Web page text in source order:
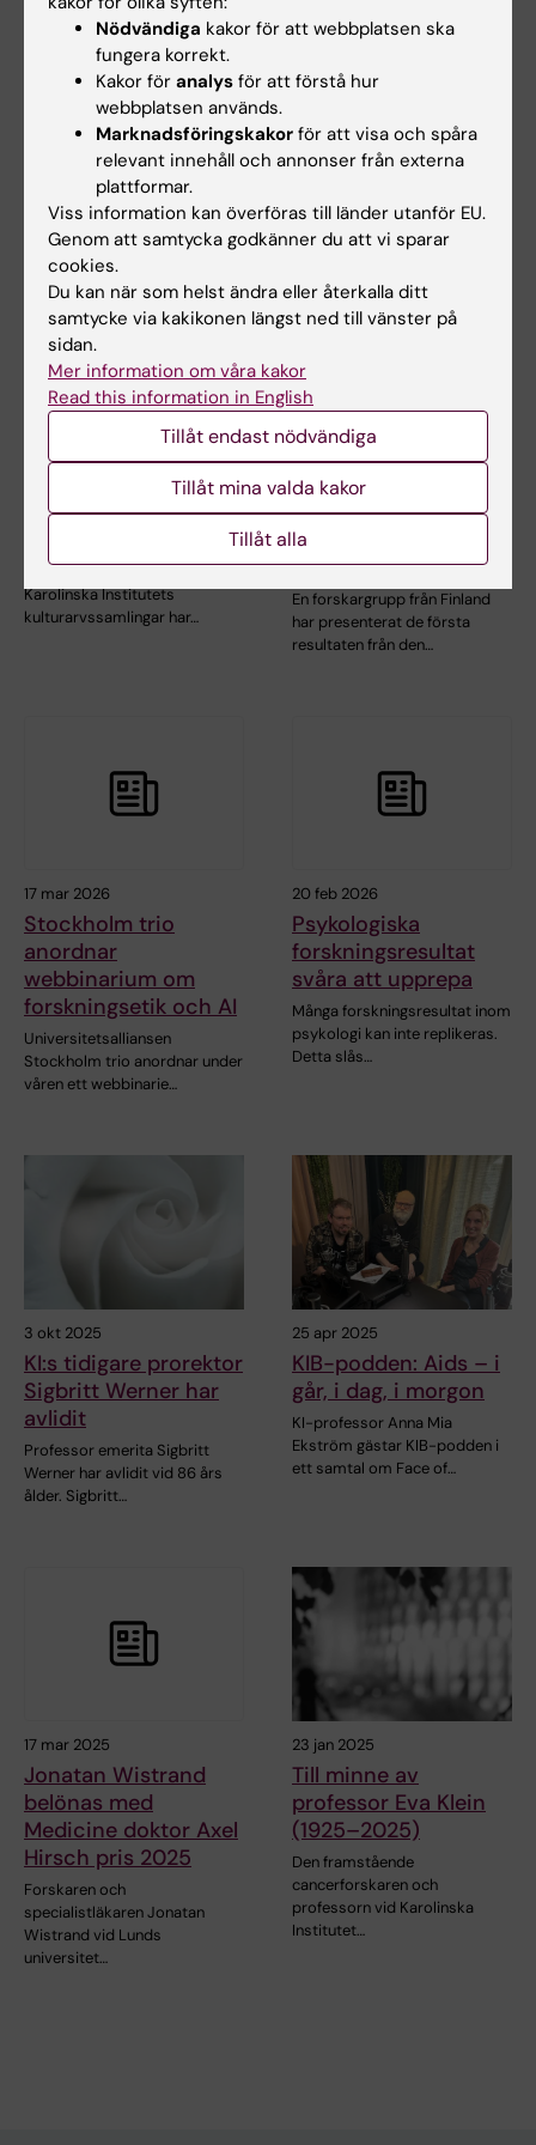
Uppdaterad av:
Maria Josephson 2019-08-07
Relaterade artiklar
14 apr 2026
Ny katalog öppnar
Hagströmerbiblioteke
Hagströmerbiblioteket och
Karolinska Institutets
kulturarvssamlingar har…
10 apr 2026
Kraniesamlingen ger
ledtrådar till
historiska finska
matvanor
En forskargrupp från Finland
har presenterat de första
resultaten från den…
17 mar 2026
Stockholm trio
anordnar
webbinarium om
forskningsetik och AI
Universitetsalliansen
Stockholm trio anordnar under
våren ett webbinarie…
20 feb 2026
Psykologiska
forskningsresultat
svåra att upprepa
Många forskningsresultat inom
psykologi kan inte replikeras.
Detta slås…
3 okt 2025
KI:s tidigare prorektor
Sigbritt Werner har
avlidit
Professor emerita Sigbritt
Werner har avlidit vid 86 års
ålder. Sigbritt…
25 apr 2025
KIB-podden: Aids – i
går, i dag, i morgon
KI-professor Anna Mia
Ekström gästar KIB-podden i
ett samtal om Face of…
17 mar 2025
Jonatan Wistrand
belönas med
Medicine doktor Axel
Hirsch pris 2025
Forskaren och
specialistläkaren Jonatan
Wistrand vid Lunds
universitet…
23 jan 2025
Till minne av
professor Eva Klein
(1925–2025)
Den framstående
cancerforskaren och
professorn vid Karolinska
Institutet…
Nödvändiga kakor för att webbplatsen ska
fungera korrekt.
Kakor för analys för att förstå hur
webbplatsen används.
Marknadsföringskakor för att visa och spåra
relevant innehåll och annonser från externa
plattformar.
Viss information kan överföras till länder utanför EU.
Genom att samtycka godkänner du att vi sparar
cookies.
Du kan när som helst ändra eller återkalla ditt
samtycke via kakikonen längst ned till vänster på
sidan.
Mer information om våra kakor
Read this information in English
Tillåt endast nödvändiga
Tillåt mina valda kakor
Tillåt alla